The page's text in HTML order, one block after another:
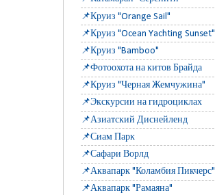
📌Круиз "Orange Sail"
📌Круиз "Ocean Yachting Sunset"
📌Круиз "Bamboo"
📌Фотоохота на китов Брайда
📌Круиз "Черная Жемчужина"
📌Экскурсии на гидроциклах
📌Азиатский Диснейленд
📌Сиам Парк
📌Сафари Ворлд
📌Аквапарк "Коламбия Пикчерс"
📌Аквапарк "Рамаяна"